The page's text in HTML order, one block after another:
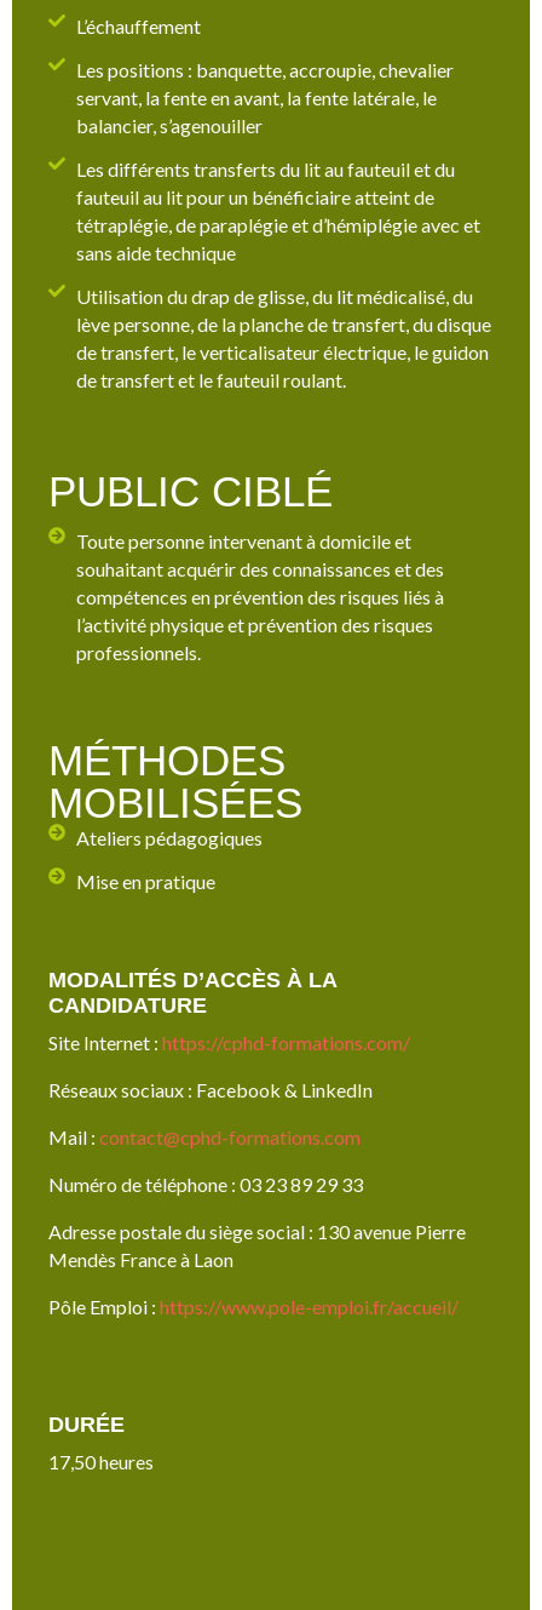
L’échauffement
Les positions : banquette, accroupie, chevalier
servant, la fente en avant, la fente latérale, le
balancier, s’agenouiller
Les différents transferts du lit au fauteuil et du
fauteuil au lit pour un bénéficiaire atteint de
tétraplégie, de paraplégie et d’hémiplégie avec et
sans aide technique
Utilisation du drap de glisse, du lit médicalisé, du
lève personne, de la planche de transfert, du disque
de transfert, le verticalisateur électrique, le guidon
de transfert et le fauteuil roulant.
PUBLIC CIBLÉ
Toute personne intervenant à domicile et
souhaitant acquérir des connaissances et des
compétences en prévention des risques liés à
l’activité physique et prévention des risques
professionnels.
MÉTHODES
MOBILISÉES
Ateliers pédagogiques
Mise en pratique
MODALITÉS D’ACCÈS À LA
CANDIDATURE
Site Internet : https://cphd-formations.com/
Réseaux sociaux : Facebook & LinkedIn
Mail : contact@cphd-formations.com
Numéro de téléphone : 03 23 89 29 33
Adresse postale du siège social : 130 avenue Pierre
Mendès France à Laon
Pôle Emploi : https://www.pole-emploi.fr/accueil/
DURÉE
17,50 heures